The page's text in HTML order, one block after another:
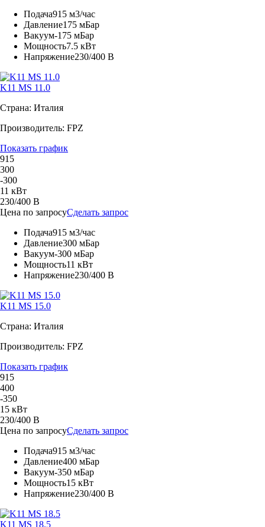
Подача915 м3/час
Давление175 мБар
Вакуум-175 мБар
Мощность7.5 кВт
Напряжение230/400 В
K11 MS 11.0
Страна: Италия
Производитель: FPZ
Показать график
915
300
-300
11 кВт
230/400 В
Цена по запросуСделать запрос
Подача915 м3/час
Давление300 мБар
Вакуум-300 мБар
Мощность11 кВт
Напряжение230/400 В
K11 MS 15.0
Страна: Италия
Производитель: FPZ
Показать график
915
400
-350
15 кВт
230/400 В
Цена по запросуСделать запрос
Подача915 м3/час
Давление400 мБар
Вакуум-350 мБар
Мощность15 кВт
Напряжение230/400 В
K11 MS 18.5